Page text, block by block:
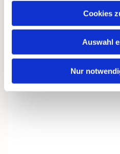
Cookies
Auswahl
Nur